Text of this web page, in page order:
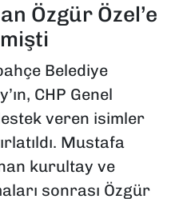
Özgür Özel’e
Belediye
CHP Genel
veren isimler
Mustafa
kurultay ve
sonrası Özgür